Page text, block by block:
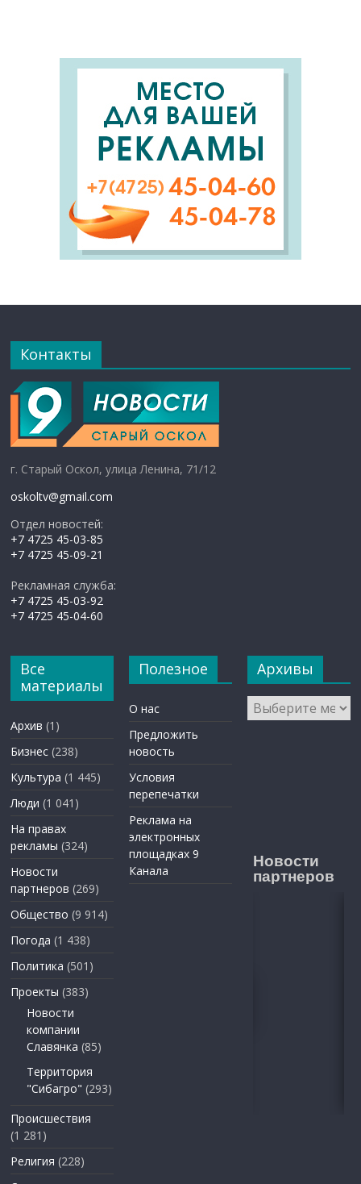
Контакты
г. Старый Оскол, улица Ленина, 71/12
oskoltv@gmail.com
Отдел новостей:
+7 4725 45-03-85
+7 4725 45-09-21
Рекламная служба:
+7 4725 45-03-92
+7 4725 45-04-60
Все
материалы
Архив (1)
Бизнес (238)
Культура (1 445)
Люди (1 041)
На правах
рекламы (324)
Новости
партнеров (269)
Общество (9 914)
Погода (1 438)
Политика (501)
Проекты (383)
Новости
компании
Славянка (85)
Территория
"Сибагро" (293)
Происшествия
(1 281)
Религия (228)
Полезное
О нас
Предложить
новость
Условия
перепечатки
Реклама на
электронных
площадках 9
Канала
Архивы
Архивы
Новости
партнеров